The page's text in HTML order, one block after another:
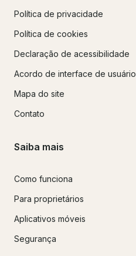
Política de privacidade
Política de cookies
Declaração de acessibilidade
Acordo de interface de usuário
Mapa do site
Contato
Saiba mais
Como funciona
Para proprietários
Aplicativos móveis
Segurança